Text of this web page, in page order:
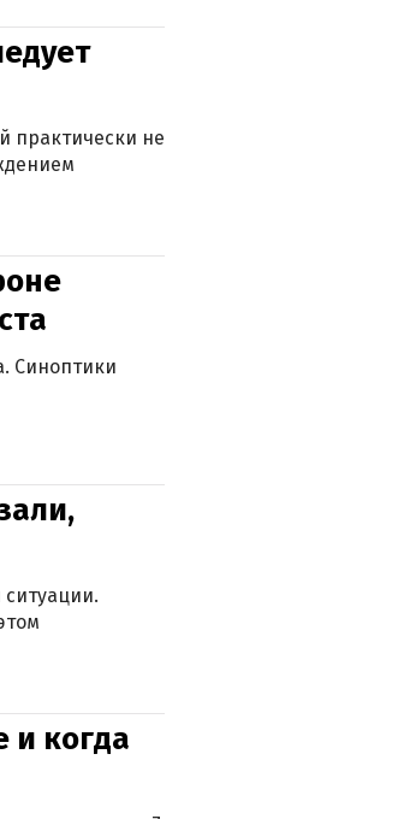
практически не
Синоптики
и когда